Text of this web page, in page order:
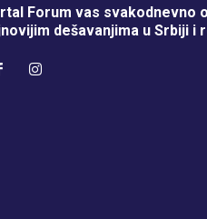
Forum vas svakodnevno
dešavanjima u Srbiji i